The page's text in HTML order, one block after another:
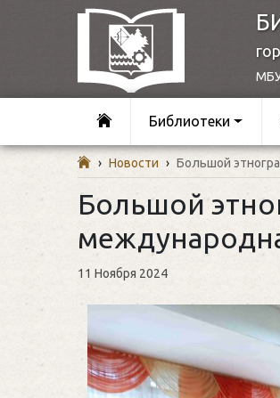
Библиотеки
› Новости › Большой
Большой
11 Ноября 2024